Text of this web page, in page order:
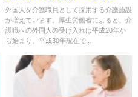
外国人を介護職員として採用する介護施設
が増えています。厚生労働省によると、介
護職への外国人の受け入れは平成20年か
ら始まり、平成30年現在で...